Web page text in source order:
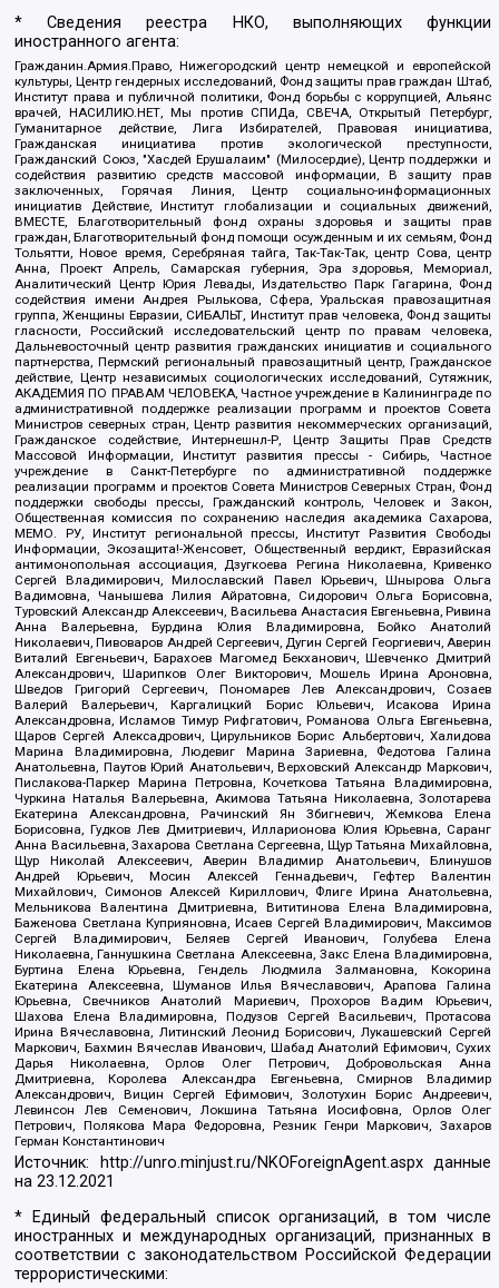
* Сведения реестра НКО, выполняющих функции
иностранного агента:
Гражданин.Армия.Право, Нижегородский центр немецкой и европейской
культуры, Центр гендерных исследований, Фонд защиты прав граждан Штаб,
Институт права и публичной политики, Фонд борьбы с коррупцией, Альянс
врачей, НАСИЛИЮ.НЕТ, Мы против СПИДа, СВЕЧА, Открытый Петербург,
Гуманитарное действие, Лига Избирателей, Правовая инициатива,
Гражданская инициатива против экологической преступности,
Гражданский Союз, "Хасдей Ерушалаим" (Милосердие), Центр поддержки и
содействия развитию средств массовой информации, В защиту прав
заключенных, Горячая Линия, Центр социально-информационных
инициатив Действие, Институт глобализации и социальных движений,
ВМЕСТЕ, Благотворительный фонд охраны здоровья и защиты прав
граждан, Благотворительный фонд помощи осужденным и их семьям, Фонд
Тольятти, Новое время, Серебряная тайга, Так-Так-Так, центр Сова, центр
Анна, Проект Апрель, Самарская губерния, Эра здоровья, Мемориал,
Аналитический Центр Юрия Левады, Издательство Парк Гагарина, Фонд
содействия имени Андрея Рылькова, Сфера, Уральская правозащитная
группа, Женщины Евразии, СИБАЛЬТ, Институт прав человека, Фонд защиты
гласности, Российский исследовательский центр по правам человека,
Дальневосточный центр развития гражданских инициатив и социального
партнерства, Пермский региональный правозащитный центр, Гражданское
действие, Центр независимых социологических исследований, Сутяжник,
АКАДЕМИЯ ПО ПРАВАМ ЧЕЛОВЕКА, Частное учреждение в Калининграде по
административной поддержке реализации программ и проектов Совета
Министров северных стран, Центр развития некоммерческих организаций,
Гражданское содействие, Интернешнл-Р, Центр Защиты Прав Средств
Массовой Информации, Институт развития прессы - Сибирь, Частное
учреждение в Санкт-Петербурге по административной поддержке
реализации программ и проектов Совета Министров Северных Стран, Фонд
поддержки свободы прессы, Гражданский контроль, Человек и Закон,
Общественная комиссия по сохранению наследия академика Сахарова,
МЕМО. РУ, Институт региональной прессы, Институт Развития Свободы
Информации, Экозащита!-Женсовет, Общественный вердикт, Евразийская
антимонопольная ассоциация, Дзугкоева Регина Николаевна, Кривенко
Сергей Владимирович, Милославский Павел Юрьевич, Шнырова Ольга
Вадимовна, Чанышева Лилия Айратовна, Сидорович Ольга Борисовна,
Туровский Александр Алексеевич, Васильева Анастасия Евгеньевна, Ривина
Анна Валерьевна, Бурдина Юлия Владимировна, Бойко Анатолий
Николаевич, Пивоваров Андрей Сергеевич, Дугин Сергей Георгиевич, Аверин
Виталий Евгеньевич, Барахоев Магомед Бекханович, Шевченко Дмитрий
Александрович, Шарипков Олег Викторович, Мошель Ирина Ароновна,
Шведов Григорий Сергеевич, Пономарев Лев Александрович, Созаев
Валерий Валерьевич, Каргалицкий Борис Юльевич, Исакова Ирина
Александровна, Исламов Тимур Рифгатович, Романова Ольга Евгеньевна,
Щаров Сергей Алексадрович, Цирульников Борис Альбертович, Халидова
Марина Владимировна, Людевиг Марина Зариевна, Федотова Галина
Анатольевна, Паутов Юрий Анатольевич, Верховский Александр Маркович,
Пислакова-Паркер Марина Петровна, Кочеткова Татьяна Владимировна,
Чуркина Наталья Валерьевна, Акимова Татьяна Николаевна, Золотарева
Екатерина Александровна, Рачинский Ян Збигневич, Жемкова Елена
Борисовна, Гудков Лев Дмитриевич, Илларионова Юлия Юрьевна, Саранг
Анна Васильевна, Захарова Светлана Сергеевна, Щур Татьяна Михайловна,
Щур Николай Алексеевич, Аверин Владимир Анатольевич, Блинушов
Андрей Юрьевич, Мосин Алексей Геннадьевич, Гефтер Валентин
Михайлович, Симонов Алексей Кириллович, Флиге Ирина Анатольевна,
Мельникова Валентина Дмитриевна, Вититинова Елена Владимировна,
Баженова Светлана Куприяновна, Исаев Сергей Владимирович, Максимов
Сергей Владимирович, Беляев Сергей Иванович, Голубева Елена
Николаевна, Ганнушкина Светлана Алексеевна, Закс Елена Владимировна,
Буртина Елена Юрьевна, Гендель Людмила Залмановна, Кокорина
Екатерина Алексеевна, Шуманов Илья Вячеславович, Арапова Галина
Юрьевна, Свечников Анатолий Мариевич, Прохоров Вадим Юрьевич,
Шахова Елена Владимировна, Подузов Сергей Васильевич, Протасова
Ирина Вячеславовна, Литинский Леонид Борисович, Лукашевский Сергей
Маркович, Бахмин Вячеслав Иванович, Шабад Анатолий Ефимович, Сухих
Дарья Николаевна, Орлов Олег Петрович, Добровольская Анна
Дмитриевна, Королева Александра Евгеньевна, Смирнов Владимир
Александрович, Вицин Сергей Ефимович, Золотухин Борис Андреевич,
Левинсон Лев Семенович, Локшина Татьяна Иосифовна, Орлов Олег
Петрович, Полякова Мара Федоровна, Резник Генри Маркович, Захаров
Герман Константинович
Источник: http://unro.minjust.ru/NKOForeignAgent.aspxданные
на23.12.2021
* Единый федеральный список организаций, в том числе
иностранных и международных организаций, признанных в
соответствии с законодательством Российской Федерации
террористическими: